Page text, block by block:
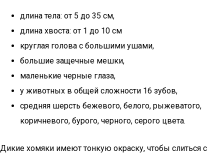
длина тела: от 5 до 35 см,
длина хвоста: от 1 до 10 см
круглая голова с большими ушами,
большие защечные мешки,
маленькие черные глаза,
у животных в общей сложности 16 зубов,
средняя шерсть бежевого, белого, рыжеватого,
коричневого, бурого, черного, серого цвета.
Дикие хомяки имеют тонкую окраску, чтобы слиться с